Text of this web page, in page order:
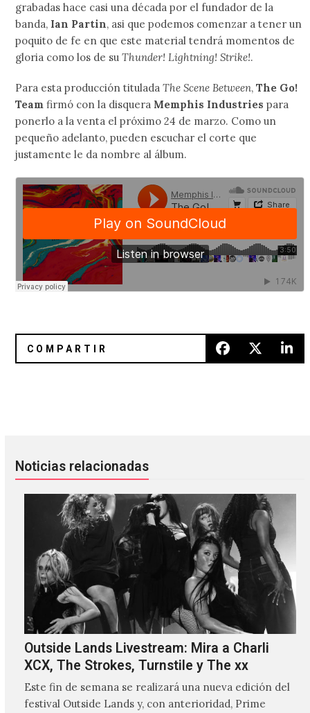
grabadas hace casi una década por el fundador de la
banda, Ian Partin, asi que podemos comenzar a tener un
poquito de fe en que este material tendrá momentos de
gloria como los de suThunder! Lightning! Strike!.
Para esta producción tituladaThe Scene Between,The Go!
Teamfirmó con la disquera Memphis Industries para
ponerlo a la venta el próximo 24 de marzo. Como un
pequeño adelanto, pueden escuchar el corte que
justamente le da nombre al álbum.
Noticias relacionadas
Outside Lands Livestream: Mira a Charli
XCX, The Strokes, Turnstile y The xx
Este fin de semana se realizará una nueva edición del
festival Outside Lands y, con anterioridad, Prime